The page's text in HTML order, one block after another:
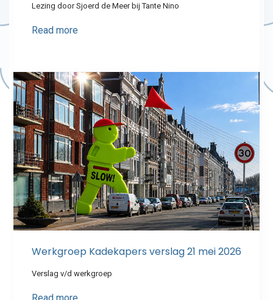
Lezing door Sjoerd de Meer bij Tante Nino
Read more
Werkgroep Kadekapers verslag 21 mei 2026
Verslag v/d werkgroep
Read more